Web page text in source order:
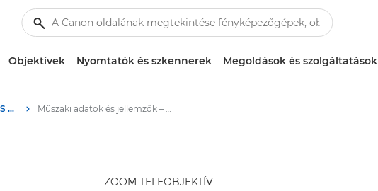
Objektívek Nyomtatók és szkennerek Megoldások és szolgáltatások
Canon RF 70-200mm F4L IS USM – RF-objektívek Műszaki adatok és jellemzők – Canon RF 70-200mm F4L IS USM – RF-objektívek
ZOOM TELEOBJEKTÍV